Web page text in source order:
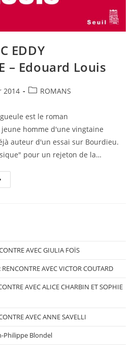
EDDY
– Edouard Louis
2014 ROMANS
est le roman
homme d'une vingtaine
auteur d'un essai sur Bourdieu.
pour un rejeton de la…
AVEC GIULIA FOÏS
AVEC VICTOR COUTARD
AVEC ALICE CHARBIN ET SOPHIE
AVEC ANNE SAVELLI
Philippe Blondel